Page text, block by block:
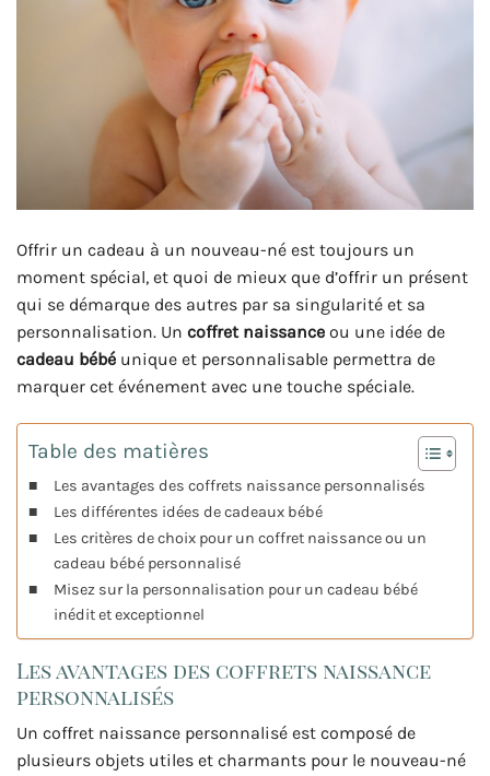
Offrir un cadeau à un nouveau-né est toujours un
moment spécial, et quoi de mieux que d’offrir un présent
qui se démarque des autres par sa singularité et sa
personnalisation. Un coffret naissance ou une idée de
cadeau bébé unique et personnalisable permettra de
marquer cet événement avec une touche spéciale.
Table des matières
Les avantages des coffrets naissance personnalisés
Les différentes idées de cadeaux bébé
Les critères de choix pour un coffret naissance ou un
cadeau bébé personnalisé
Misez sur la personnalisation pour un cadeau bébé
inédit et exceptionnel
Les avantages des coffrets naissance
personnalisés
Un coffret naissance personnalisé est composé de
plusieurs objets utiles et charmants pour le nouveau-né